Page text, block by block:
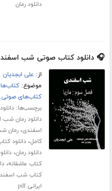
دانلود رمان
🎧 دانلود کتاب صوتی شب
از: علی ابجدیان
موضوع:
کتاب‌های صوتی
برچسب‌ها:
دانلود رمان شب
اسفندی،رمان
کامل،دانلود
دانلود رمان،
کتاب عاشقانه،
کتاب شب
ایرانی pdf